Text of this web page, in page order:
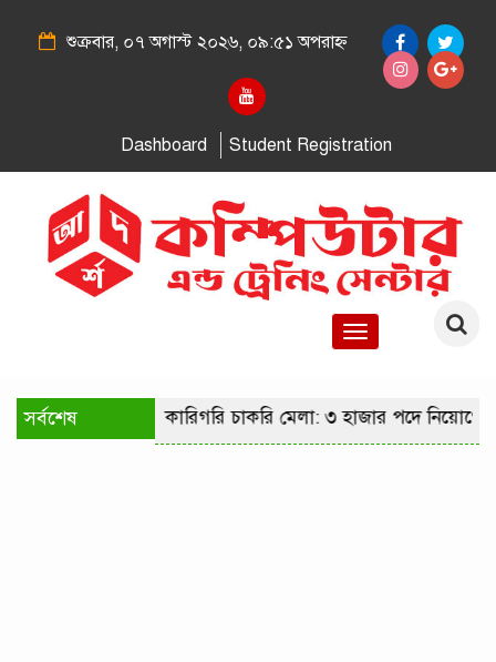
শুক্রবার, ০৭ অগাস্ট ২০২৬, ০৯:৫১ অপরাহ্ন
Dashboard Student Registration
Toggle
সর্বশেষ
রাজধানীতে কারিগরি চাকরি মেলা: ৩ হাজার পদে নিয়োগের